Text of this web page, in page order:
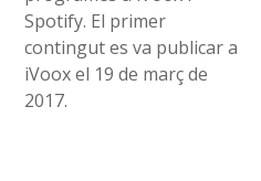
Spotify. El primer
contingut es va publicar a
iVoox el 19 de març de
2017.